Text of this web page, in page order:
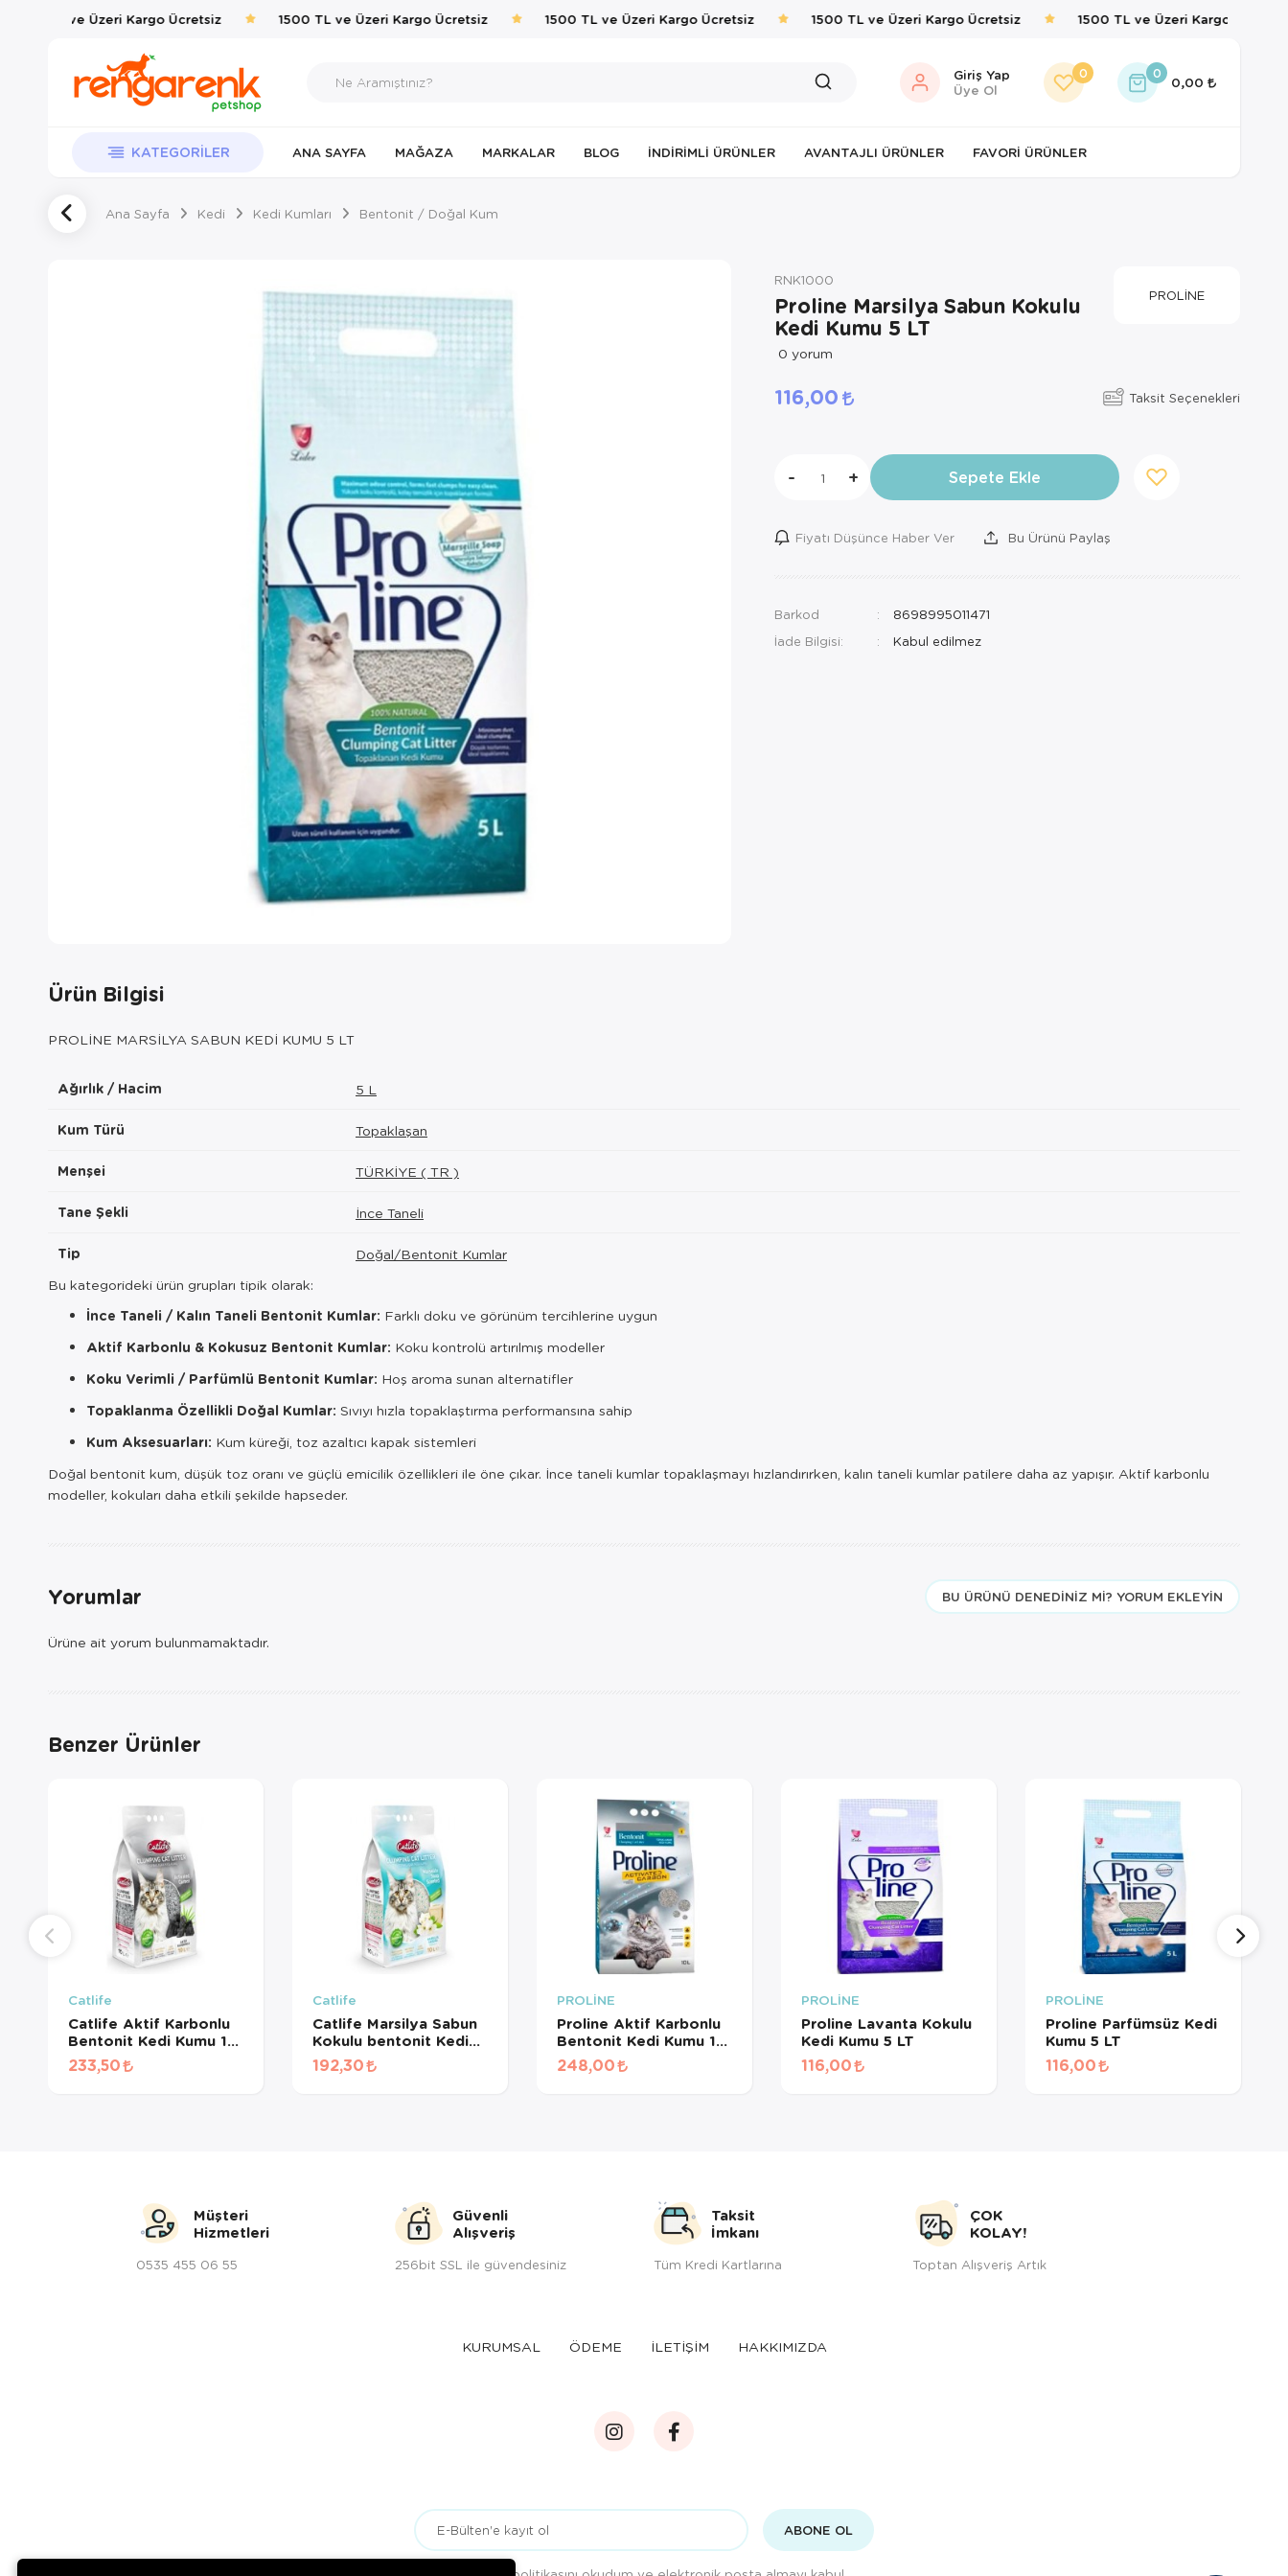
1500 TL ve Üzeri Kargo Ücretsiz 1500 TL ve Üzeri Kargo Ücretsiz 1500 TL ve Üzeri Kargo Ücretsiz 1500 TL ve Üzeri Kargo Ücretsiz 1500 TL ve Üzeri Kargo Ücretsiz
Giriş Yap
Üye Ol
0 0
0,00
KATEGORILER ANA SAYFA MAĞAZA MARKALAR BLOG İNDIRIMLI ÜRÜNLER AVANTAJLI ÜRÜNLER FAVORI ÜRÜNLER
Ana Sayfa Kedi Kedi Kumları Bentonit / Doğal Kum
RNK1000
Proline Marsilya Sabun Kokulu
Kedi Kumu 5 LT
0 yorum
PROLİNE
116,00 Taksit Seçenekleri
- + Sepete Ekle
Fiyatı Düşünce Haber Ver Bu Ürünü Paylaş
Barkod
8698995011471
İade Bilgisi:
Ürün Bilgisi
PROLİNE MARSİLYA SABUN KEDİ KUMU 5 LT
Ağırlık / Hacim 5 L
Kum Türü Topaklaşan
Menşei TÜRKİYE ( TR )
Tane Şekli İnce Taneli
Tip
Doğal/Bentonit Kumlar
Bu kategorideki ürün grupları tipik olarak:
İnce Taneli / Kalın Taneli Bentonit Kumlar: Farklı doku ve görünüm tercihlerine uygun
Aktif Karbonlu & Kokusuz Bentonit Kumlar: Koku kontrolü artırılmış modeller
Koku Verimli / Parfümlü Bentonit Kumlar: Hoş aroma sunan alternatifler
Topaklanma Özellikli Doğal Kumlar: Sıvıyı hızla topaklaştırma performansına sahip
Kum Aksesuarları: Kum küreği, toz azaltıcı kapak sistemleri
Doğal bentonit kum, düşük toz oranı ve güçlü emicilik özellikleri ile öne çıkar. İnce taneli kumlar topaklaşmayı hızlandırırken, kalın taneli kumlar patilere daha az yapışır. Aktif karbonlu
modeller, kokuları daha etkili şekilde hapseder.
Yorumlar BU ÜRÜNÜ DENEDINIZ MI? YORUM EKLEYIN
Ürüne ait yorum bulunmamaktadır.
Benzer Ürünler
Catlife
Catlife Aktif Karbonlu
Bentonit Kedi Kumu 10
Lt
233,50
Catlife
Catlife Marsilya Sabun
Kokulu bentonit Kedi
Kumu 10 Lt
192,30
PROLİNE
Proline Aktif Karbonlu
Bentonit Kedi Kumu 10
LT
248,00
PROLİNE
Proline Lavanta Kokulu
Kedi Kumu 5 LT
116,00
PROLİNE
Proline Parfümsüz Kedi
Kumu 5 LT
116,00
Müşteri
Hizmetleri
0535 455 06 55
Güvenli
Alışveriş
256bit SSL ile güvendesiniz
Taksit
İmkanı
Tüm Kredi Kartlarına
ÇOK
KOLAY!
Toptan Alışveriş Artık
KURUMSAL ÖDEME İLETİŞİM HAKKIMIZDA
ABONE OL